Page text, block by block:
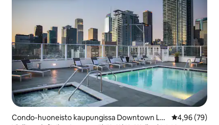
Condo-huoneisto kaupungissa Downtown Los
4,96 (79)